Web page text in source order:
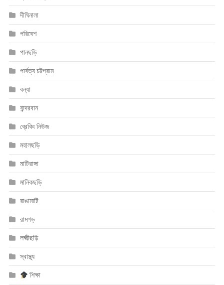
দীঘিনালা
পরিবেশ
পানছড়ি
পার্বত্য চট্টগ্রাম
বন্যা
বান্দরবান
ব্রেকিং নিউজ
মহালছড়ি
মাটিরাঙ্গা
মানিকছড়ি
রাঙামাটি
রামগড়
লক্ষ্মীছড়ি
স্বাস্থ্য
শিক্ষা